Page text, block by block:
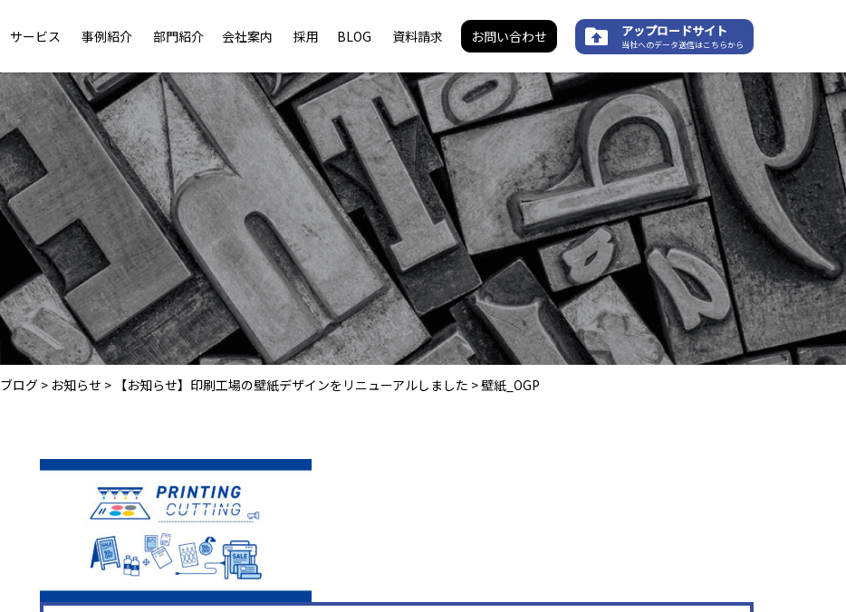
サービス 事例紹介 部門紹介 会社案内 採用 BLOG 資料請求 お問い合わせ アップロードサイト
当社へのデータ送信はこちらから
ブログ > お知らせ > 【お知らせ】印刷工場の壁紙デザインをリニューアルしました >壁紙_OGP